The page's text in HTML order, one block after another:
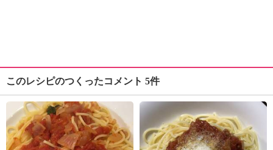
このレシピのつくったコメント 5件